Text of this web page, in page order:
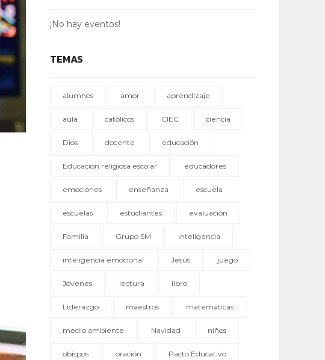
¡No hay eventos!
TEMAS
alumnos amor aprendizaje
aula católicos CIEC ciencia
Dios docente educación
Educación religiosa escolar educadores
emociones enseñanza escuela
escuelas estudiantes evaluación
Familia Grupo SM inteligencia
inteligencia emocional Jesús juego
Jóvenes lectura libro
Liderazgo maestros matemáticas
medio ambiente Navidad niños
obispos oración Pacto Educativo